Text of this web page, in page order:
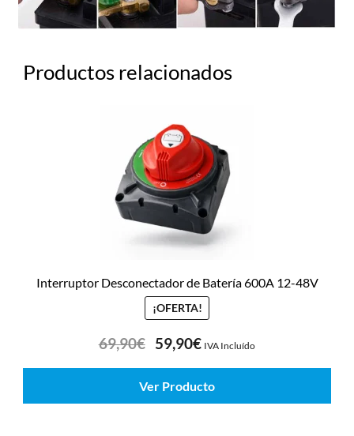
Productos relacionados
Interruptor Desconectador de Batería 600A 12-48V
¡OFERTA!
69,90€ 59,90€ IVA Incluído
Ver Producto